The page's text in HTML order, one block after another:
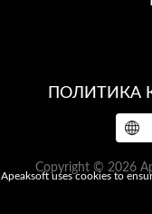
ПОЛИТИКА
Copyright © 2026
Apeaksoft uses cookies to